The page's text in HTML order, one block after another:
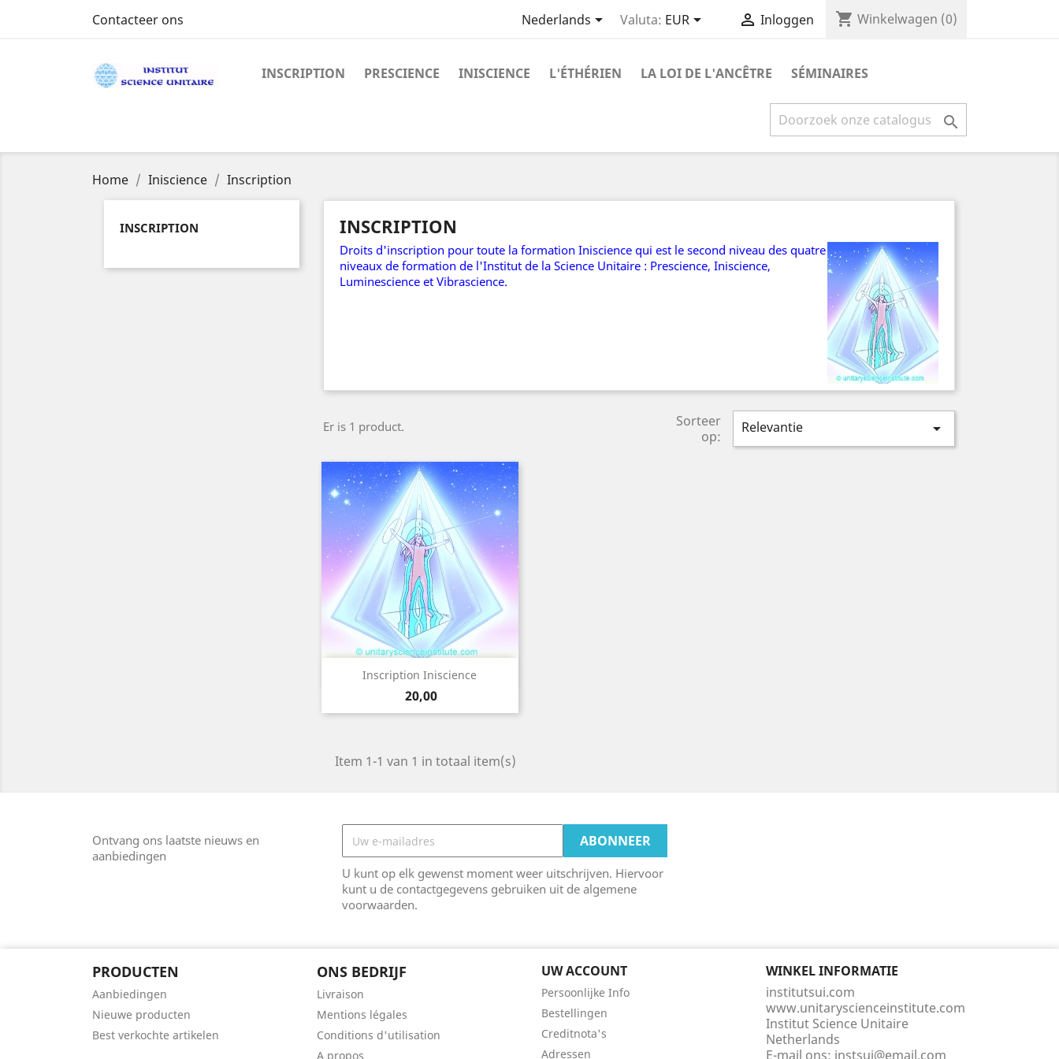
Contacteer ons Nederlands Valuta: EUR  Inloggen shopping_cart Winkelwagen (0)
INSCRIPTION PRESCIENCE INISCIENCE L'ÉTHÉRIEN LA LOI DE L'ANCÊTRE SÉMINAIRES

Home Iniscience Inscription
INSCRIPTION INSCRIPTION
Droits d'inscription pour toute la formation Iniscience qui est le second niveau des quatre
niveaux de formation de l'Institut de la Science Unitaire : Prescience, Iniscience,
Luminescience et Vibrascience.
Er is 1 product.
Sorteer
op:
Relevantie 
Inscription Iniscience
Prijs
20,00
Snel bekijken
Item 1-1 van 1 in totaal item(s)
Ontvang ons laatste nieuws en
aanbiedingen
U kunt op elk gewenst moment weer uitschrijven. Hiervoor
kunt u de contactgegevens gebruiken uit de algemene
voorwaarden.
PRODUCTEN
Aanbiedingen
Nieuwe producten
Best verkochte artikelen
ONS BEDRIJF
Livraison
Mentions légales
Conditions d'utilisation
A propos
UW ACCOUNT
Persoonlijke Info
Bestellingen
Creditnota's
Adressen
WINKEL INFORMATIE
institutsui.com
www.unitaryscienceinstitute.com
Institut Science Unitaire
Netherlands
E-mail ons: instsui@email.com